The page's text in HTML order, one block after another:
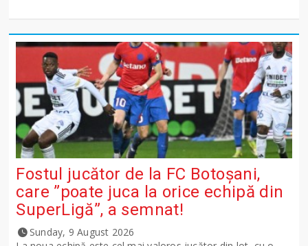
Fostul jucător de la FC Botoșani,
care ”poate juca la orice echipă din
SuperLigă”, a semnat!
Sunday, 9 August 2026